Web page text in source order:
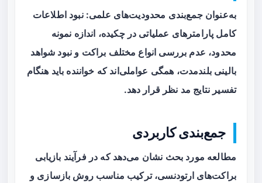
به‌عنوان جمع‌بندی محدودیت‌های علمی: نبود اطلاعات
کامل پارامترهای عملیاتی در چکیده، اندازه نمونه
محدود، عدم بررسی انواع مختلف براکت و نبود شواهد
بالینی بلندمدت، همگی عواملی‌اند که خواننده باید هنگام
تفسیر نتایج مد نظر قرار دهد.
جمع‌بندی کاربردی
مطالعه مورد بحث نشان می‌دهد که در فرآیند بازیابی
براکت‌های ارتودنسی، ترکیب مناسب روش بازسازی و